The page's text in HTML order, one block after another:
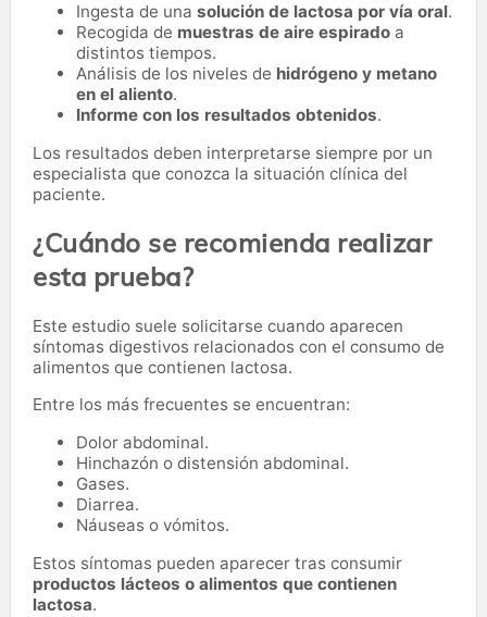
Ingesta de una solución de lactosa por vía oral.
Recogida de muestras de aire espirado a
distintos tiempos.
Análisis de los niveles de hidrógeno y metano
en el aliento.
Informe con los resultados obtenidos.
Los resultados deben interpretarse siempre por un
especialista que conozca la situación clínica del
paciente.
¿Cuándo se recomienda realizar
esta prueba?
Este estudio suele solicitarse cuando aparecen
síntomas digestivos relacionados con el consumo de
alimentos que contienen lactosa.
Entre los más frecuentes se encuentran:
Dolor abdominal.
Hinchazón o distensión abdominal.
Gases.
Diarrea.
Náuseas o vómitos.
Estos síntomas pueden aparecer tras consumir
productos lácteos o alimentos que contienen
lactosa.